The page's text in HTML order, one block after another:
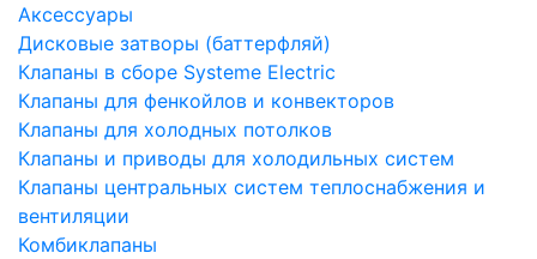
Аксессуары
Дисковые затворы (баттерфляй)
Клапаны в сборе Systeme Electric
Клапаны для фенкойлов и конвекторов
Клапаны для холодных потолков
Клапаны и приводы для холодильных систем
Клапаны центральных систем теплоснабжения и
вентиляции
Комбиклапаны